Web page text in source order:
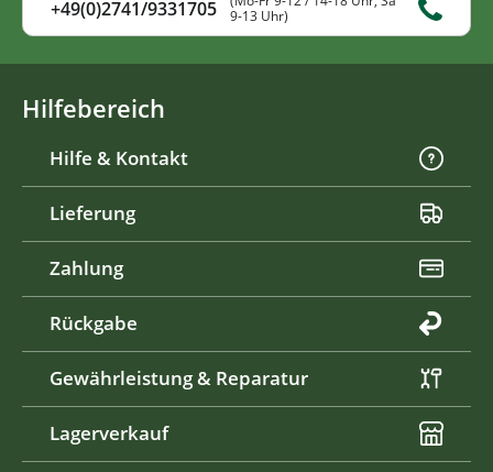
+49(0)2741/9331705
9-13 Uhr)
Hilfebereich
Hilfe & Kontakt
Lieferung
Zahlung
Rückgabe
Gewährleistung & Reparatur
Lagerverkauf